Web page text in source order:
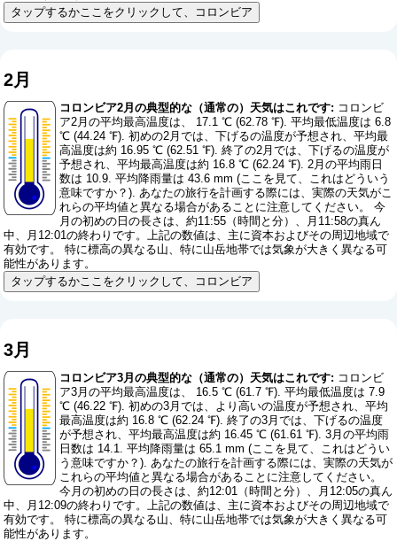
タップするかここをクリックして、コロンビア
2月
コロンビア2月の典型的な（通常の）天気はこれです: コロンビ
ア2月の平均最高温度は、 17.1 ℃ (62.78 ℉). 平均最低温度は 6.8
℃ (44.24 ℉). 初めの2月では、下げるの温度が予想され、平均最
高温度は約 16.95 ℃ (62.51 ℉). 終了の2月では、下げるの温度が
予想され、平均最高温度は約 16.8 ℃ (62.24 ℉). 2月の平均雨日
数は 10.9. 平均降雨量は 43.6 mm (ここを見て、これはどういう
意味ですか？). あなたの旅行を計画する際には、実際の天気がこ
れらの平均値と異なる場合があることに注意してください。 今
月の初めの日の長さは、約11:55（時間と分）、月11:58の真ん
中、月12:01の終わりです。上記の数値は、主に資本およびその周辺地域で
有効です。 特に標高の異なる山、特に山岳地帯では気象が大きく異なる可
能性があります。
タップするかここをクリックして、コロンビア
3月
コロンビア3月の典型的な（通常の）天気はこれです: コロンビ
ア3月の平均最高温度は、 16.5 ℃ (61.7 ℉). 平均最低温度は 7.9
℃ (46.22 ℉). 初めの3月では、より高いの温度が予想され、平均
最高温度は約 16.8 ℃ (62.24 ℉). 終了の3月では、下げるの温度
が予想され、平均最高温度は約 16.45 ℃ (61.61 ℉). 3月の平均雨
日数は 14.1. 平均降雨量は 65.1 mm ( ここを見て、これはどうい
う意味ですか？). あなたの旅行を計画する際には、実際の天気が
これらの平均値と異なる場合があることに注意してください。
今月の初めの日の長さは、約12:01（時間と分）、月12:05の真ん
中、月12:09の終わりです。上記の数値は、主に資本およびその周辺地域で
有効です。 特に標高の異なる山、特に山岳地帯では気象が大きく異なる可
能性があります。